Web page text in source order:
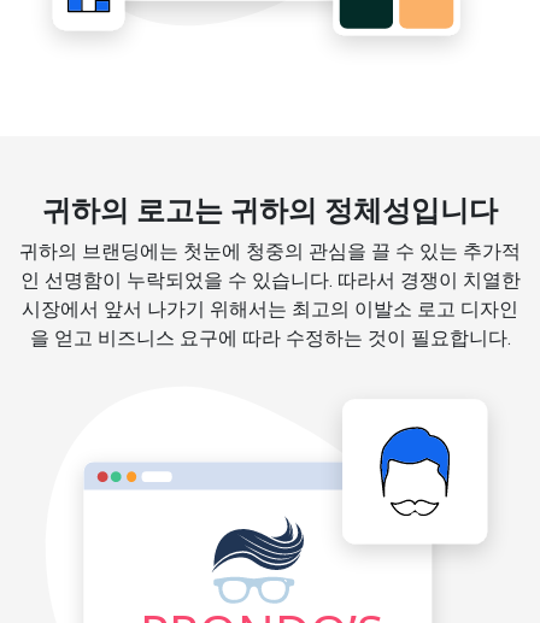
귀하의 로고는 귀하의 정체성입니다
귀하의 브랜딩에는 첫눈에 청중의 관심을 끌 수 있는 추가적
인 선명함이 누락되었을 수 있습니다. 따라서 경쟁이 치열한
시장에서 앞서 나가기 위해서는 최고의 이발소 로고 디자인
을 얻고 비즈니스 요구에 따라 수정하는 것이 필요합니다.